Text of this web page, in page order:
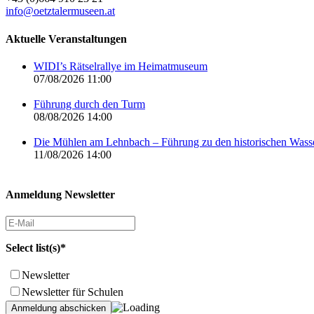
info@oetztalermuseen.at
Aktuelle Veranstaltungen
WIDI’s Rätselrallye im Heimatmuseum
07/08/2026 11:00
Führung durch den Turm
08/08/2026 14:00
Die Mühlen am Lehnbach – Führung zu den historischen
11/08/2026 14:00
Anmeldung Newsletter
Select list(s)*
Newsletter
Newsletter für Schulen